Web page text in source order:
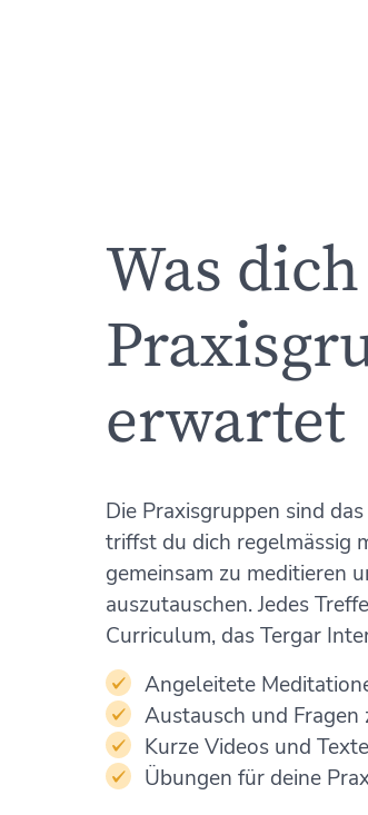
Was
erwartet
Die Praxisgruppen sind
triffst du dich regelmässig
gemeinsam zu meditieren
auszutauschen. Jedes
Curriculum, das Tergar
Angeleitete
Austausch und Fragen
Kurze Videos und
Übungen für deine